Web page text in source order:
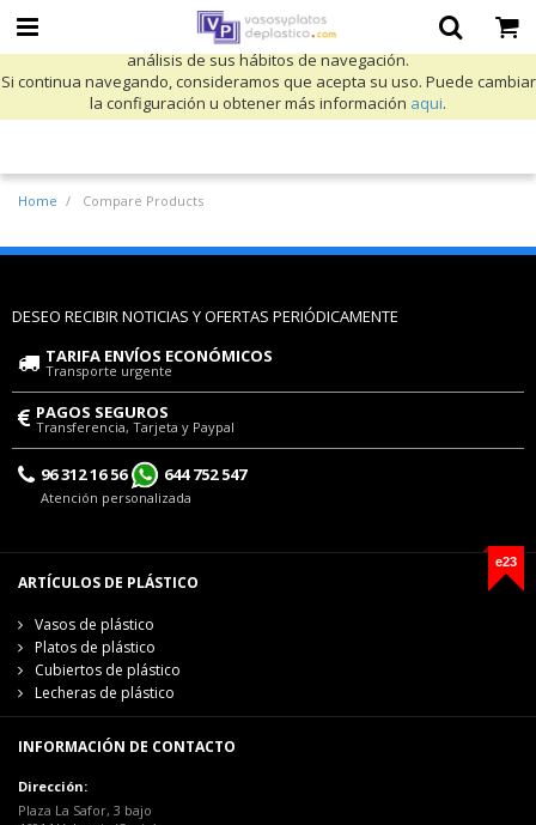
Utilizamos cookies propias y de terceros para mejorar nuestros servicios
y mostrarle publicidad relacionada con sus preferencias mediante el
análisis de sus hábitos de navegación.
Si continua navegando, consideramos que acepta su uso. Puede cambiar
la configuración u obtener más información aqui.
Home Compare Products
DESEO RECIBIR NOTICIAS Y OFERTAS PERIÓDICAMENTE
TARIFA ENVÍOS ECONÓMICOS
Transporte urgente
PAGOS SEGUROS
Transferencia, Tarjeta y Paypal
96 312 16 56 644 752 547
Atención personalizada
e23
ARTÍCULOS DE PLÁSTICO
Vasos de plástico
Platos de plástico
Cubiertos de plástico
Lecheras de plástico
INFORMACIÓN DE CONTACTO
Dirección:
Plaza La Safor, 3 bajo